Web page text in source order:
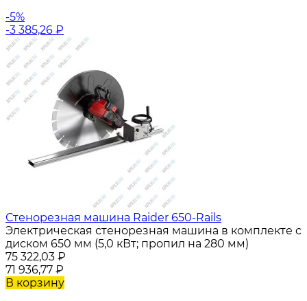
-5%
-3 385,26 ₽
Стенорезная машина Raider 650-Rails
Электрическая стенорезная машина в комплекте с
диском 650 мм (5,0 кВт; пропил на 280 мм)
75 322,03 ₽
71 936,77 ₽
В корзину